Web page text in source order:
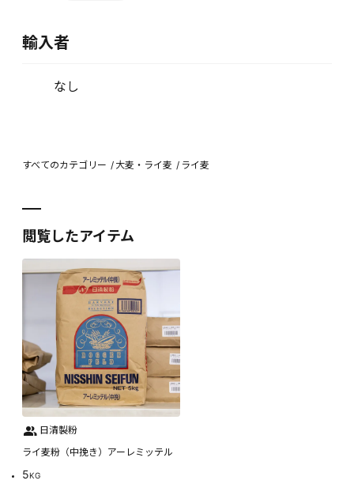
輸入者
なし
すべてのカテゴリー 大麦・ライ麦 ライ麦
閲覧したアイテム
日清製粉
ライ麦粉（中挽き）アーレミッテル
5KG